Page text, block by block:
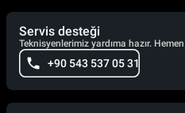
Servis desteği
Teknisyenlerimiz yardıma hazır. Hemen
+90 543 537 05 31